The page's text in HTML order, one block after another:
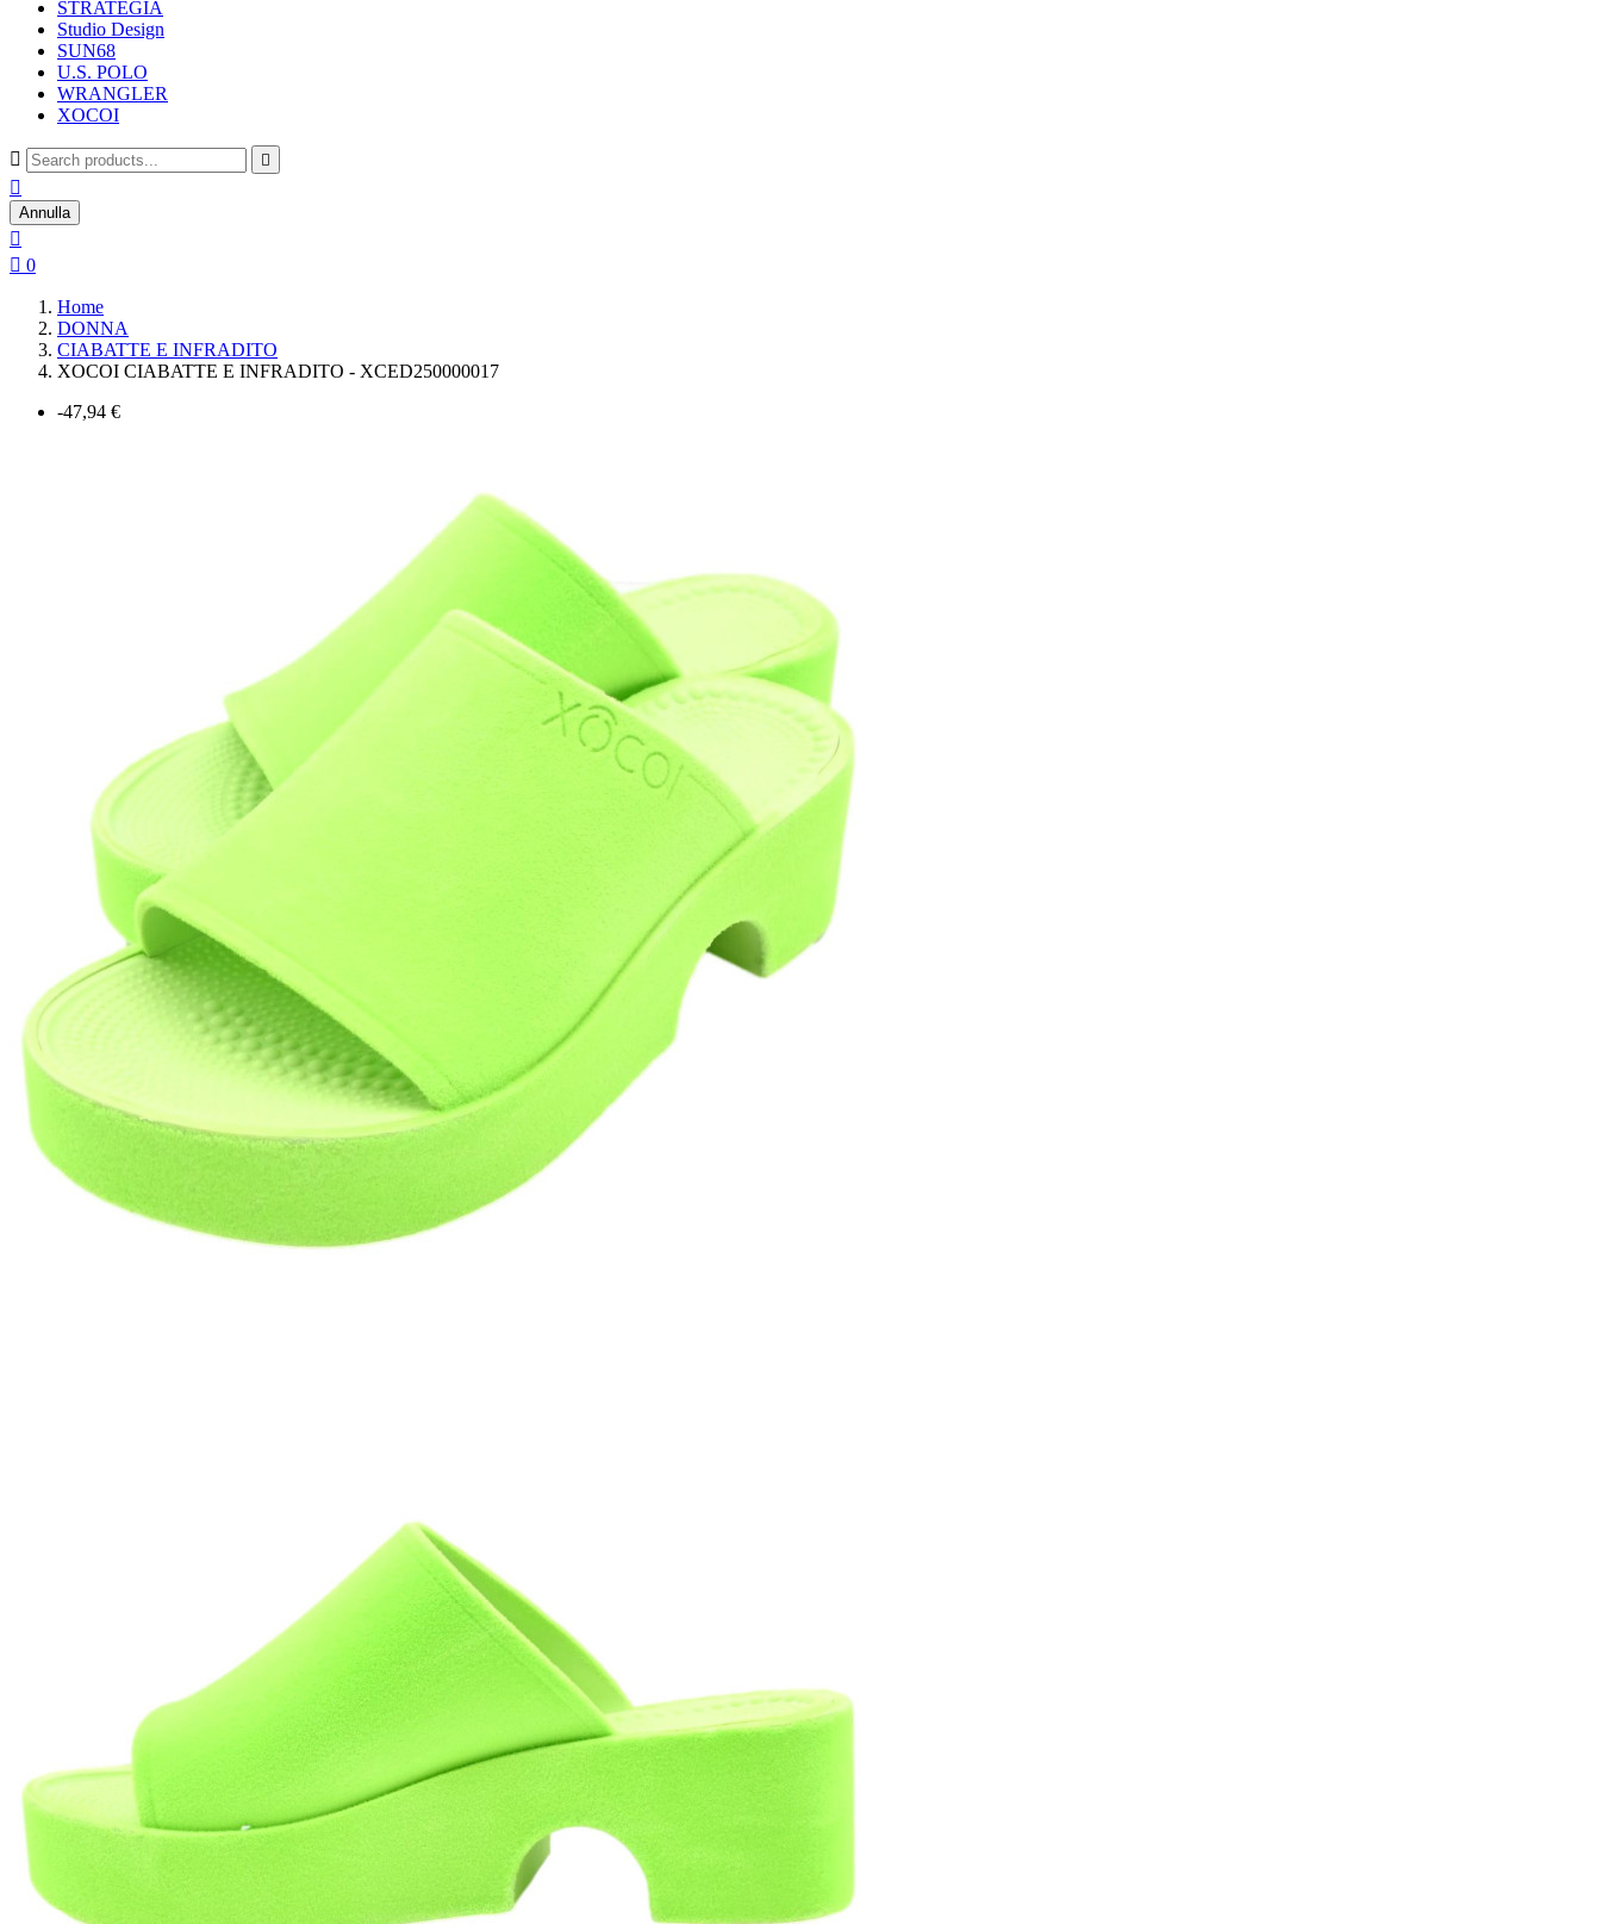
STRATEGIA
Studio Design
SUN68
U.S. POLO
WRANGLER
XOCOI
 

Annulla

 0
Home
DONNA
CIABATTE E INFRADITO
XOCOI CIABATTE E INFRADITO - XCED250000017
-47,94 €